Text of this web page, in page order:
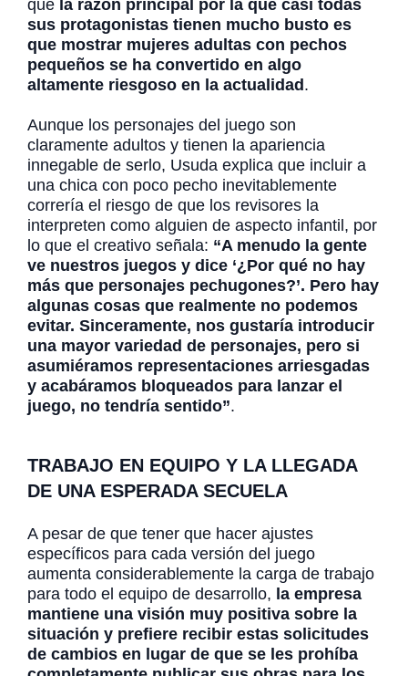
que la razón principal por la que casi todas
sus protagonistas tienen mucho busto es
que mostrar mujeres adultas con pechos
pequeños se ha convertido en algo
altamente riesgoso en la actualidad.
Aunque los personajes del juego son
claramente adultos y tienen la apariencia
innegable de serlo, Usuda explica que incluir a
una chica con poco pecho inevitablemente
correría el riesgo de que los revisores la
interpreten como alguien de aspecto infantil, por
lo que el creativo señala: “A menudo la gente
ve nuestros juegos y dice ‘¿Por qué no hay
más que personajes pechugones?’. Pero hay
algunas cosas que realmente no podemos
evitar. Sinceramente, nos gustaría introducir
una mayor variedad de personajes, pero si
asumiéramos representaciones arriesgadas
y acabáramos bloqueados para lanzar el
juego, no tendría sentido”.
TRABAJO EN EQUIPO Y LA LLEGADA
DE UNA ESPERADA SECUELA
A pesar de que tener que hacer ajustes
específicos para cada versión del juego
aumenta considerablemente la carga de trabajo
para todo el equipo de desarrollo, la empresa
mantiene una visión muy positiva sobre la
situación y prefiere recibir estas solicitudes
de cambios en lugar de que se les prohíba